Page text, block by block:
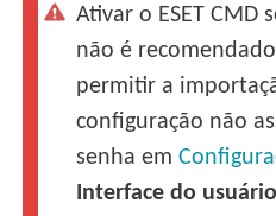
Ativar o ESET CMD
não é
permitir a
configuração não
senha em
Interface do usuário